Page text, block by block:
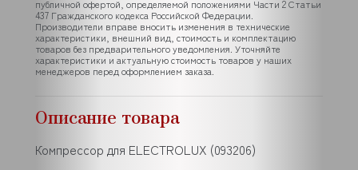
публичной офертой, определяемой положениями Части 2 Статьи
437 Гражданского кодекса Российской Федерации.
Производители вправе вносить изменения в технические
характеристики, внешний вид, стоимость и комплектацию
товаров без предварительного уведомления. Уточняйте
характеристики и актуальную стоимость товаров у наших
менеджеров перед оформлением заказа.
Описание товара
Компрессор для ELECTROLUX (093206)